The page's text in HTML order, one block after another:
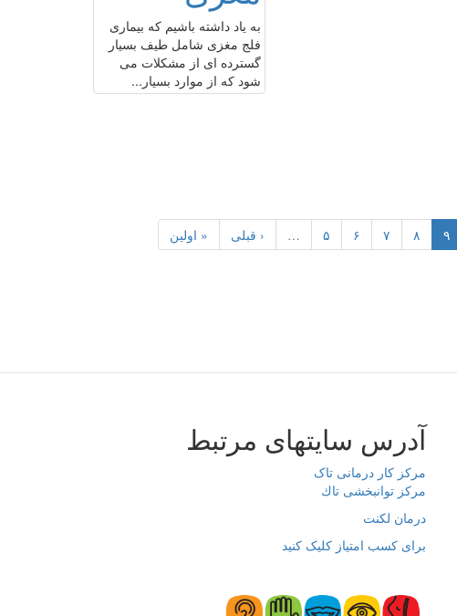
به یاد داشته باشیم که بیماری
فلج مغزی شامل طیف بسیار
گسترده ای از مشکلات می
شود که از موارد بسیار...
« اولین ‹ قبلی … ۵ ۶ ۷ ۸ ۹
آدرس سایتهای مرتبط
مرکز کار درمانی تاک
مرکز توانبخشی تاك
درمان لکنت
برای کسب امتیاز کلیک کنید